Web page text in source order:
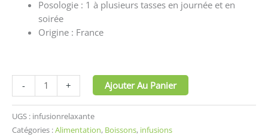
Posologie : 1 à plusieurs tasses en journée et en
soirée
Origine : France
- + Ajouter Au Panier
UGS : infusionrelaxante
Catégories :Alimentation, Boissons, infusions